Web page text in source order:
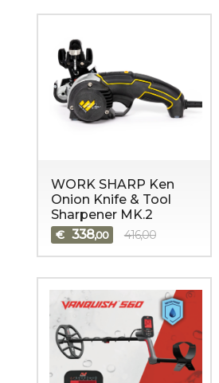
WORK SHARP Ken
Onion Knife & Tool
Sharpener MK.2
€ 338,00 416,00